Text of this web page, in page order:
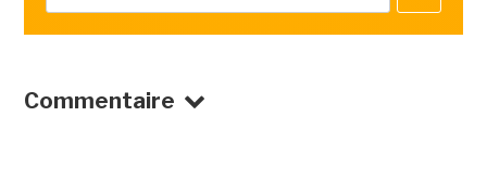
Commentaire